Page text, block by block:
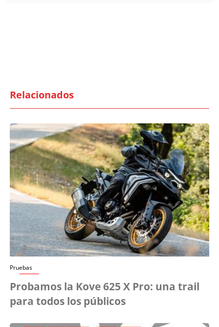
Relacionados
Pruebas
Probamos la Kove 625 X Pro: una trail
para todos los públicos